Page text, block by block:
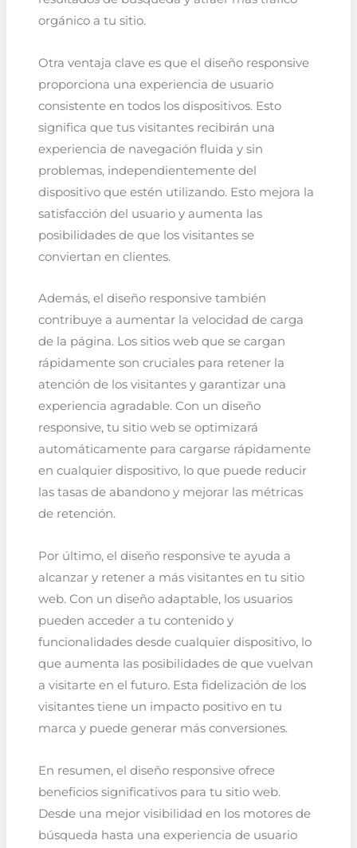
orgánico a tu sitio.
Otra ventaja clave es que el diseño responsive
proporciona una experiencia de usuario
consistente en todos los dispositivos. Esto
significa que tus visitantes recibirán una
experiencia de navegación fluida y sin
problemas, independientemente del
dispositivo que estén utilizando. Esto mejora la
satisfacción del usuario y aumenta las
posibilidades de que los visitantes se
conviertan en clientes.
Además, el diseño responsive también
contribuye a aumentar la velocidad de carga
de la página. Los sitios web que se cargan
rápidamente son cruciales para retener la
atención de los visitantes y garantizar una
experiencia agradable. Con un diseño
responsive, tu sitio web se optimizará
automáticamente para cargarse rápidamente
en cualquier dispositivo, lo que puede reducir
las tasas de abandono y mejorar las métricas
de retención.
Por último, el diseño responsive te ayuda a
alcanzar y retener a más visitantes en tu sitio
web. Con un diseño adaptable, los usuarios
pueden acceder a tu contenido y
funcionalidades desde cualquier dispositivo, lo
que aumenta las posibilidades de que vuelvan
a visitarte en el futuro. Esta fidelización de los
visitantes tiene un impacto positivo en tu
marca y puede generar más conversiones.
En resumen, el diseño responsive ofrece
beneficios significativos para tu sitio web.
Desde una mejor visibilidad en los motores de
búsqueda hasta una experiencia de usuario